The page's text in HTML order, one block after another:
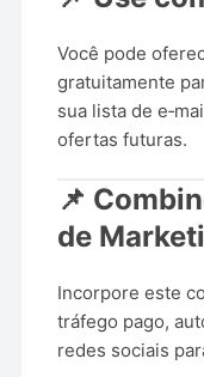
Você pode
gratuitamente
sua lista de
ofertas futuras.
📌
de
Incorpore este
tráfego pago,
redes sociais